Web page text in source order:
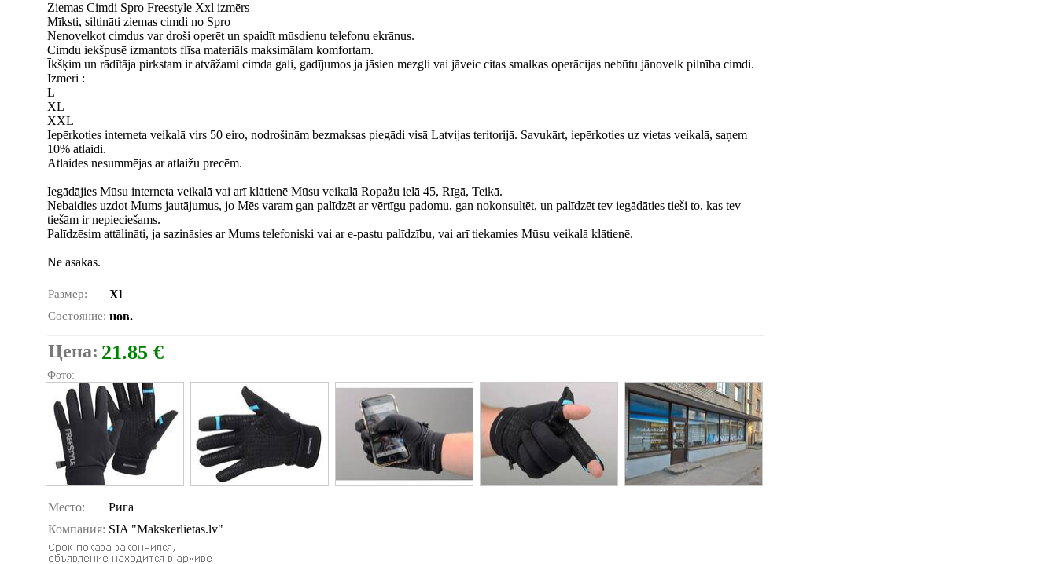
Ziemas Cimdi Spro Freestyle Xxl izmērs
Mīksti, siltināti ziemas cimdi no Spro
Nenovelkot cimdus var droši operēt un spaidīt mūsdienu telefonu ekrānus.
Cimdu iekšpusē izmantots flīsa materiāls maksimālam komfortam.
Īkšķim un rādītāja pirkstam ir atvāžami cimda gali, gadījumos ja jāsien mezgli vai jāveic citas smalkas operācijas nebūtu jānovelk pilnība cimdi.
Izmēri :
L
XL
XXL
Iepērkoties interneta veikalā virs 50 eiro, nodrošinām bezmaksas piegādi visā Latvijas teritorijā. Savukārt, iepērkoties uz vietas veikalā, saņem
10% atlaidi.
Atlaides nesummējas ar atlaižu precēm.
Iegādājies Mūsu interneta veikalā vai arī klātienē Mūsu veikalā Ropažu ielā 45, Rīgā, Teikā.
Nebaidies uzdot Mums jautājumus, jo Mēs varam gan palīdzēt ar vērtīgu padomu, gan nokonsultēt, un palīdzēt tev iegādāties tieši to, kas tev
tiešām ir nepieciešams.
Palīdzēsim attālināti, ja sazināsies ar Mums telefoniski vai ar e-pastu palīdzību, vai arī tiekamies Mūsu veikalā klātienē.
Ne asakas.
Размер: Xl
Состояние: нов.
Цена: 21.85 €
Фото:
Место:
Рига
Компания: SIA "Makskerlietas.lv"